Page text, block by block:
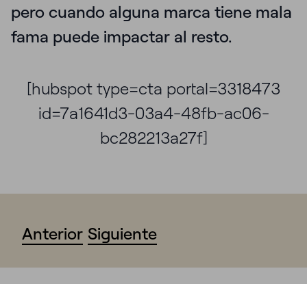
pero cuando alguna marca tiene mala
fama puede impactar al resto.
[hubspot type=cta portal=3318473
id=7a1641d3-03a4-48fb-ac06-
bc282213a27f]
Anterior Siguiente